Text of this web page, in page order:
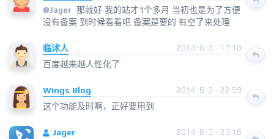
@Jager 那就好 我的站才1个多月 当初也是为了方便
没有备案 到时候看看吧 备案是要的 有空了来处理
临沭人 2014-6-3 · 17:10
百度越来越人性化了
Wings Blog 2014-6-3 · 22:59
这个功能及时啊，正好要用到
Jager
2014-6-3 · 23:16